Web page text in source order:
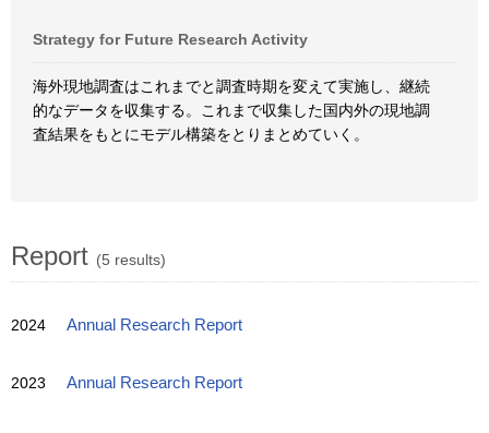
Strategy for Future Research Activity
海外現地調査はこれまでと調査時期を変えて実施し、継続
的なデータを収集する。これまで収集した国内外の現地調
査結果をもとにモデル構築をとりまとめていく。
Report (5 results)
2024 Annual Research Report
2023 Annual Research Report